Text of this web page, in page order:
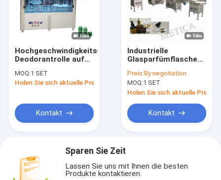
Hochgeschwindigkeits-
Deodorantrolle auf
mit einstellbarem
Volumen für
MOQ:1 SET
Holen Sie sich aktuelle Preis
Kontakt
Industrielle
Preis:By negotiation
MOQ:1 SET
Holen Sie sich aktuelle Preis
Kontakt
Sparen Sie Zeit
Lassen Sie uns mit Ihnen die besten
Produkte kontaktieren.